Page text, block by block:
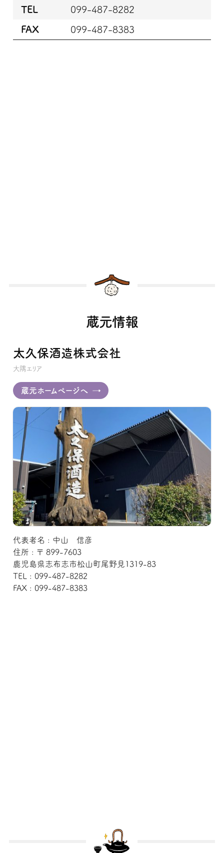
TEL 099-487-8282
FAX 099-487-8383
蔵元情報
太久保酒造株式会社
大隅エリア
蔵元ホームページへ
代表者名 : 中山 信彦
住所 : 〒 899-7603
鹿児島県志布志市松山町尾野見1319-83
TEL : 099-487-8282
FAX : 099-487-8383